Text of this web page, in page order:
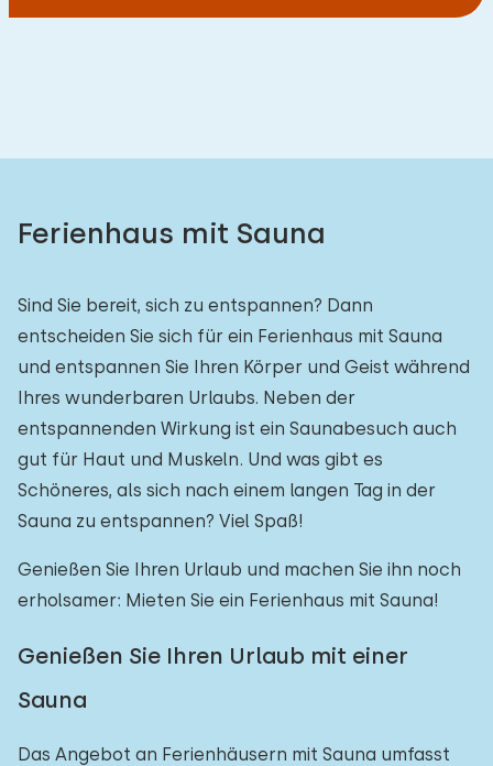
Ferienhaus mit Sauna
Sind Sie bereit, sich zu entspannen? Dann
entscheiden Sie sich für ein Ferienhaus mit Sauna
und entspannen Sie Ihren Körper und Geist während
Ihres wunderbaren Urlaubs. Neben der
entspannenden Wirkung ist ein Saunabesuch auch
gut für Haut und Muskeln. Und was gibt es
Schöneres, als sich nach einem langen Tag in der
Sauna zu entspannen? Viel Spaß!
Genießen Sie Ihren Urlaub und machen Sie ihn noch
erholsamer: Mieten Sie ein Ferienhaus mit Sauna!
Genießen Sie Ihren Urlaub mit einer
Sauna
Das Angebot an Ferienhäusern mit Sauna umfasst